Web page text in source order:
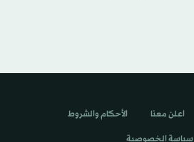
اعلن معنا الأحكام والشروط
سياسة الخصوصية